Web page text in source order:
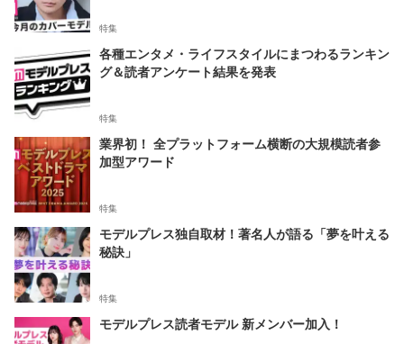
特集
各種エンタメ・ライフスタイルにまつわるランキン
グ＆読者アンケート結果を発表
特集
業界初！ 全プラットフォーム横断の大規模読者参
加型アワード
特集
モデルプレス独自取材！著名人が語る「夢を叶える
秘訣」
特集
モデルプレス読者モデル 新メンバー加入！